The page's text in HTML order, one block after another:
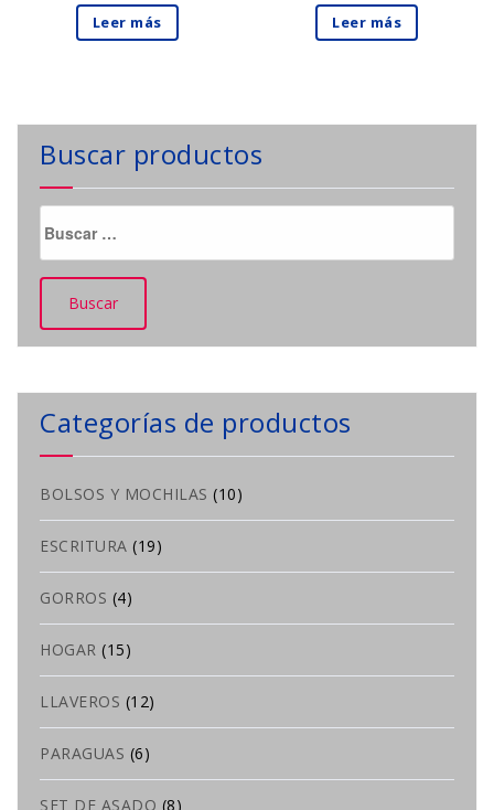
Leer más Leer más
Buscar productos
Categorías de productos
BOLSOS Y MOCHILAS (10)
ESCRITURA (19)
GORROS (4)
HOGAR (15)
LLAVEROS (12)
PARAGUAS (6)
SET DE ASADO (8)